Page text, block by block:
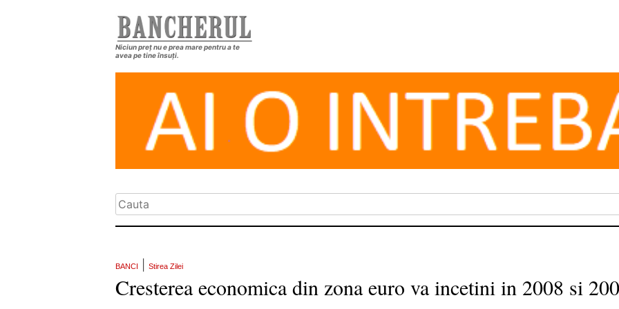
Niciun preț nu e prea mare pentru a te
avea pe tine însuți.
BANCI Stirea Zilei
Cresterea economica din zona euro va incetini in 2008 si